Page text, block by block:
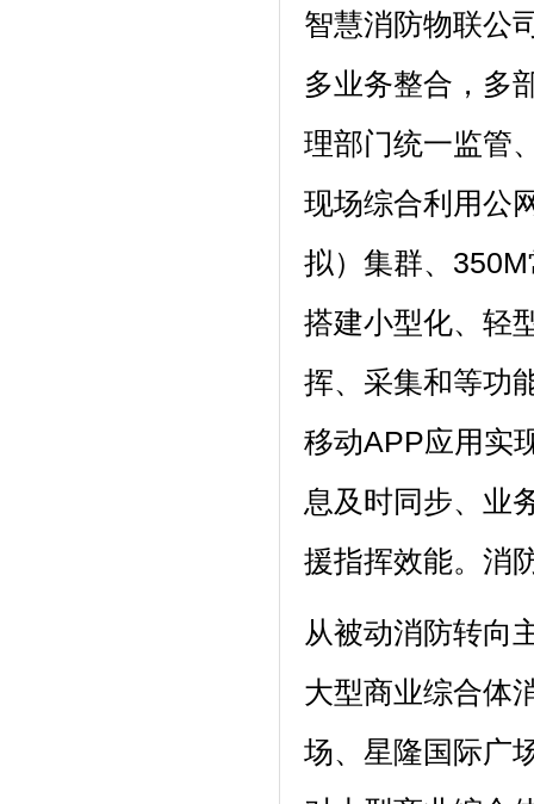
智慧消防物联公
多业务整合，多
理部门统一监管
现场综合利用公
拟）集群、
搭建小型化、轻
挥、采集和等功
移动APP应用实
息及时同步、业
援指挥效能。消
从被动消防转向
大型商业综合体
场、星隆国际广